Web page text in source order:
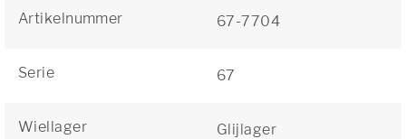
Artikelnummer 67-7704
Serie 67
Wiellager Glijlager